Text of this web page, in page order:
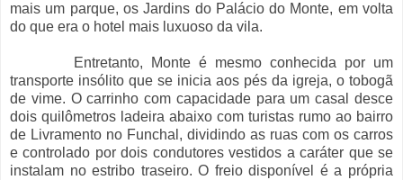
mais um parque, os Jardins do Palácio do Monte, em volta
do que era o hotel mais luxuoso da vila.
Entretanto, Monte é m esmo conhecida por um
transporte insólito que se inicia aos pés da igreja, o tobogã
de vime. O carrinho com capacidade para um casal desce
dois quilômetros ladeira abaixo com turistas rumo ao bairro
de Livramento no Funchal, dividindo as ruas com os carros
e controlado por dois condutores vestidos a caráter que se
instalam no estribo traseiro. O freio disponível é a própria